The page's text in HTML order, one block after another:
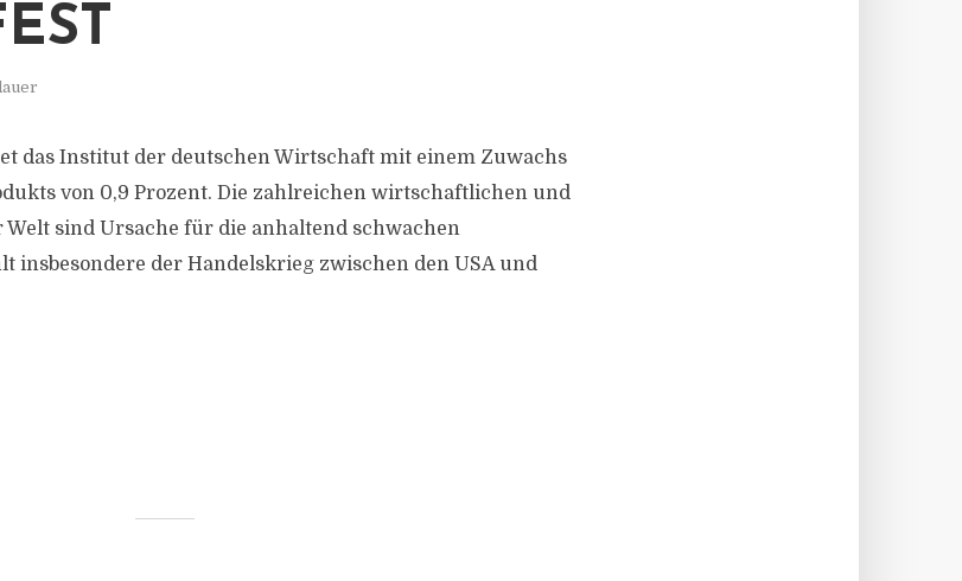
das Institut der deutschen Wirtschaft mit einem Zuwachs
von 0,9 Prozent. Die zahlreichen wirtschaftlichen und
sind Ursache für die anhaltend schwachen
insbesondere der Handelskrieg zwischen den USA und